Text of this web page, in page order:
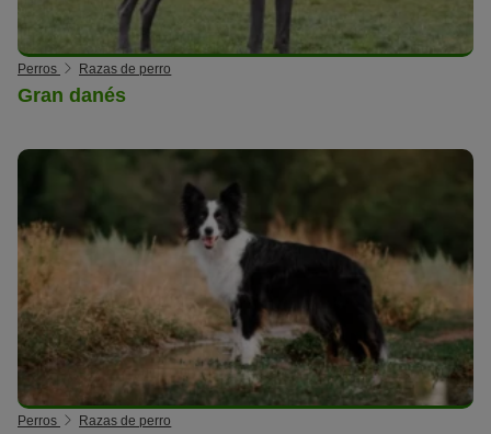
Perros Razas de perro
Gran danés
Perros Razas de perro